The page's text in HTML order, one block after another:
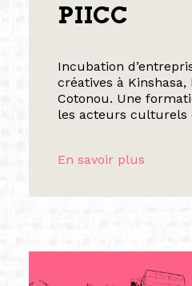
PIICC
Incubation
créatives à Kinshasa,
Cotonou. Une
les acteurs culturels
En savoir plus